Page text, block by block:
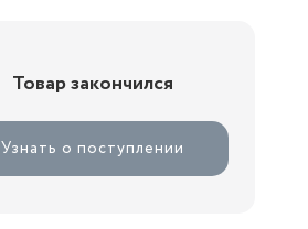
Товар закончился
Узнать о поступлении